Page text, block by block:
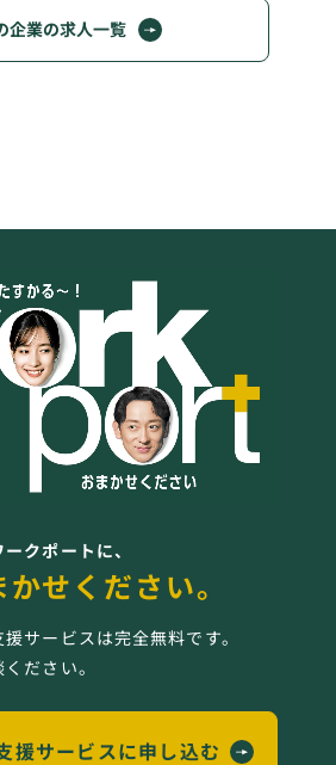
企業の求人一覧
クポートに、
せください。
サービスは完全無料です。
ださい。
援サービスに申し込む